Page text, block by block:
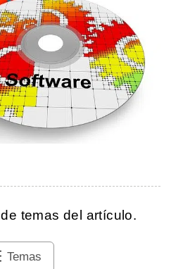
temas del artículo.
Temas